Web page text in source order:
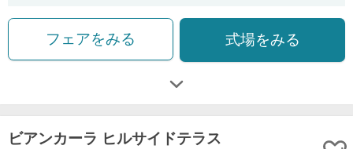
フェアをみる 式場をみる
ビアンカーラ ヒルサイドテラス